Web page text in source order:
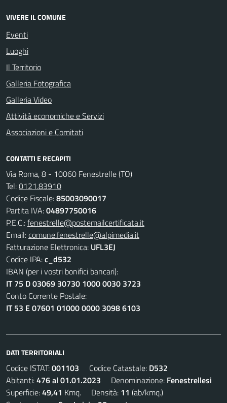
VIVERE IL COMUNE
Eventi
Luoghi
Il Territorio
Galleria Fotografica
Galleria Video
Attività economiche e Servizi
Associazioni e Comitati
CONTATTI E RECAPITI
Via Roma, 8 - 10060 Fenestrelle (TO)
Tel:0121.83910
Codice Fiscale:85003090017
Partita IVA:04897750016
P.E.C.:fenestrelle@postemailcertificata.it
Email:comune.fenestrelle@alpimedia.it
Fatturazione Elettronica: UFL3EJ
Codice IPA:c_d532
IBAN (per i vostri bonifici bancari):
IT 75 D 03069 30730 1000 0030 3723
Conto Corrente Postale:
IT 53 E 07601 01000 0000 3098 6103
DATI TERRITORIALI
Codice ISTAT:001103 Codice Catastale: D532
Abitanti:476 al 01.01.2023 Denominazione: Fenestrellesi
Superficie:49,41 Kmq. Densità: 11 (ab/kmq.)